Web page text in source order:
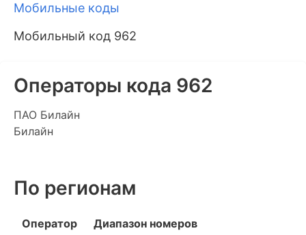
Мобильные коды
Мобильный код 962
Операторы кода 962
ПАО Билайн
Билайн
По регионам
Оператор Диапазон номеров